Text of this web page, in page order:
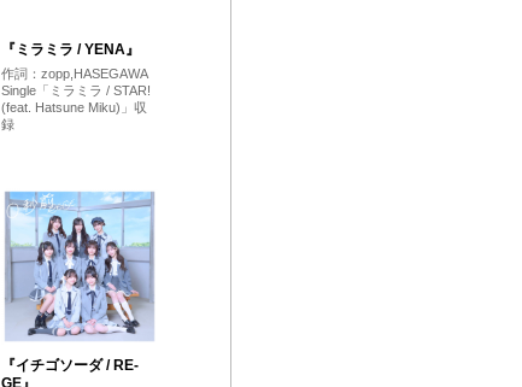
『ミラミラ / YENA』
作詞：zopp,HASEGAWA
Single「ミラミラ / STAR!
(feat. Hatsune Miku)」収
録
『イチゴソーダ / RE-
GE』